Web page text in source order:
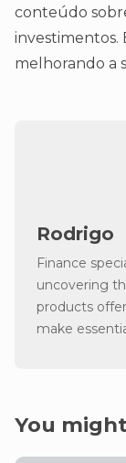
conteúdo
investimentos.
melhorando a
Rodrigo
Finance
uncovering
products
make
You